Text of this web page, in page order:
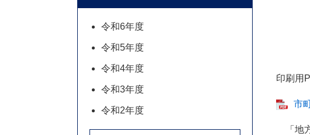
印刷用
市
「地
令和6年度
令和5年度
令和4年度
令和3年度
令和2年度